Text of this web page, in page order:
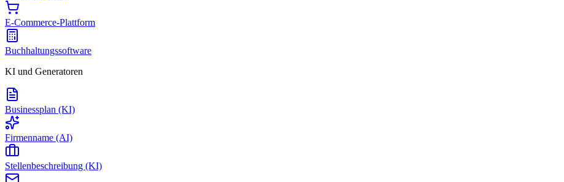
E-Commerce-Plattform
Buchhaltungssoftware
KI und Generatoren
Businessplan (KI)
Firmenname (AI)
Stellenbeschreibung (KI)